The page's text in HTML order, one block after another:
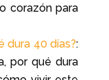
corazón para
dura 40 días?:
por qué dura